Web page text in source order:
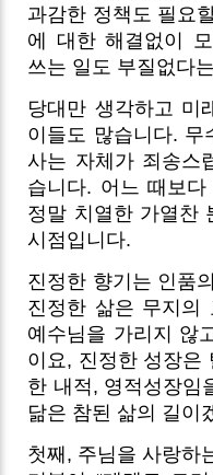
과감한 정책도 필요
에 대한 해결없이
쓰는 일도 부질없다
당대만 생각하고 미
이들도 많습니다. 무
사는 자체가 죄송스
습니다. 어느 때보
정말 치열한 가열찬
시점입니다.
진정한 향기는 인품
진정한 삶은 무지의
예수님을 가리지 않
이요, 진정한 성장은
한 내적, 영적성장임
닮은 참된 삶의 길이
첫째, 주님을 사랑하